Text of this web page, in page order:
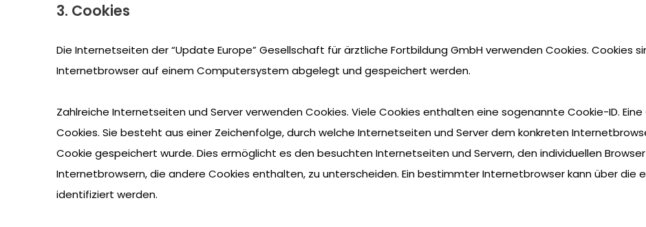
3. Cookies
Die Internetseiten der “Update Europe” Gesellschaft für ärztliche Fortbildung GmbH verwenden Cookies. Cookies
Internetbrowser auf einem Computersystem abgelegt und gespeichert werden.
Zahlreiche Internetseiten und Server verwenden Cookies. Viele Cookies enthalten eine sogenannte Cookie-ID.
Cookies. Sie besteht aus einer Zeichenfolge, durch welche Internetseiten und Server dem konkreten
Cookie gespeichert wurde. Dies ermöglicht es den besuchten Internetseiten und Servern, den individuellen
Internetbrowsern, die andere Cookies enthalten, zu unterscheiden. Ein bestimmter Internetbrowser kann über die
identifiziert werden.